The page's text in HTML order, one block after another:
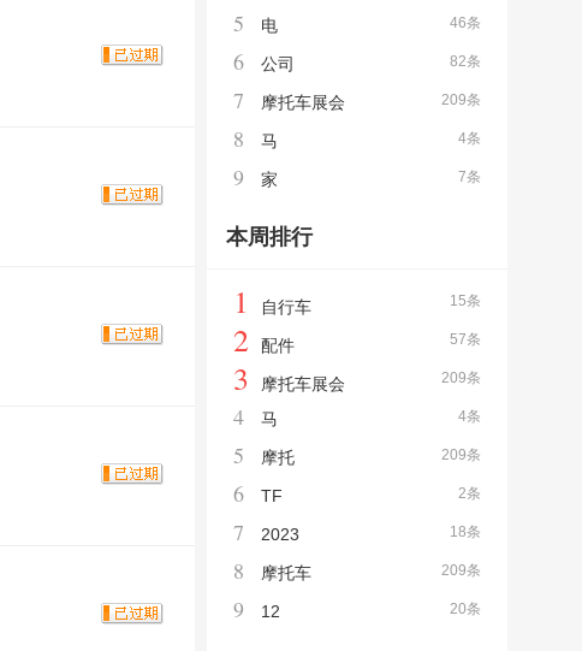
46条
5 电
82条
6 公司
209条
7 摩托车展会
4条
8 马
7条
9 家
本周排行
15条
1 自行车
57条
2 配件
209条
3 摩托车展会
4条
4 马
209条
5 摩托
2条
6 TF
18条
7 2023
209条
8 摩托车
20条
9 12